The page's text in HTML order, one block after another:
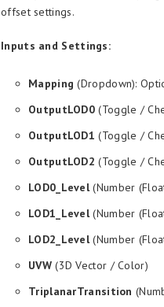
offset settings.
Inputs and Settings:
Mapping (Dropdown):
OutputLOD0 (Toggle /
OutputLOD1 (Toggle /
OutputLOD2 (Toggle /
LOD0_Level(Number
LOD1_Level(Number
LOD2_Level(Number
UVW(3D Vector / Color)
TriplanarTransition